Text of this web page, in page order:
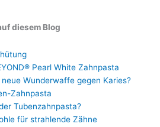
diesem Blog
Pearl White Zahnpasta
Wunderwaffe gegen Karies?
Zahnpasta
Tubenzahnpasta?
für strahlende Zähne